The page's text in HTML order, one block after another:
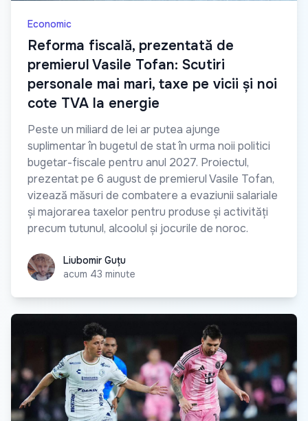
Economic
Reforma fiscală, prezentată de
premierul Vasile Tofan: Scutiri
personale mai mari, taxe pe vicii și noi
cote TVA la energie
Peste un miliard de lei ar putea ajunge
suplimentar în bugetul de stat în urma noii politici
bugetar-fiscale pentru anul 2027. Proiectul,
prezentat pe 6 august de premierul Vasile Tofan,
vizează măsuri de combatere a evaziunii salariale
și majorarea taxelor pentru produse și activități
precum tutunul, alcoolul și jocurile de noroc.
Liubomir Guțu
Liubomir Guțu
acum 43 minute